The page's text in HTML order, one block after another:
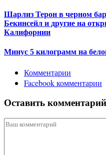
Шарлиз Терон в черном
Бекинсейл и другие на
Калифорнии
Минус 5 килограмм на
Комментарии
Facebook комментарии
Оставить комментарий